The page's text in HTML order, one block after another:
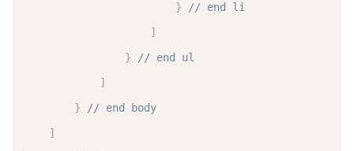
}
// end li
]
}
// end ul
]
}
// end body
]